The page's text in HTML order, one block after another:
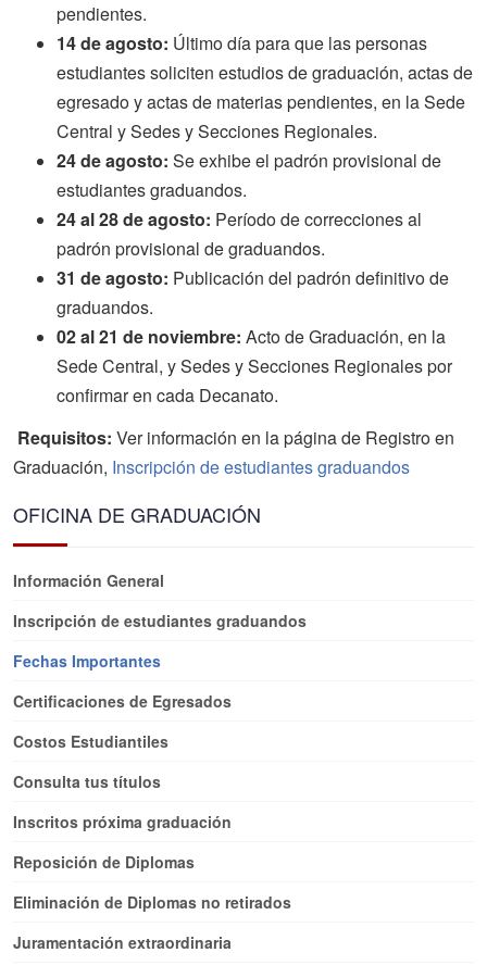
pendientes.
14 de agosto: Último día para que las personas
estudiantes soliciten estudios de graduación, actas de
egresado y actas de materias pendientes, en la Sede
Central y Sedes y Secciones Regionales.
24 de agosto: Se exhibe el padrón provisional de
estudiantes graduandos.
24 al 28 de agosto: Período de correcciones al
padrón provisional de graduandos.
31 de agosto: Publicación del padrón definitivo de
graduandos.
02 al 21 de noviembre: Acto de Graduación, en la
Sede Central, y Sedes y Secciones Regionales por
confirmar en cada Decanato.
Requisitos: Ver información en la página de Registro en
Graduación, Inscripción de estudiantes graduandos
OFICINA DE GRADUACIÓN
Información General
Inscripción de estudiantes graduandos
Fechas Importantes
Certificaciones de Egresados
Costos Estudiantiles
Consulta tus títulos
Inscritos próxima graduación
Reposición de Diplomas
Eliminación de Diplomas no retirados
Juramentación extraordinaria